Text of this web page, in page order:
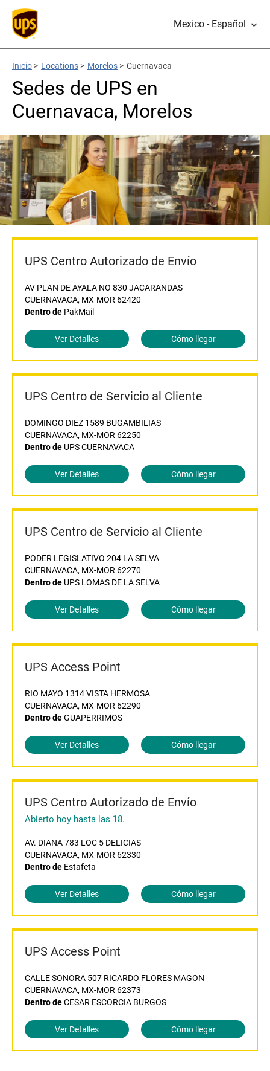
Mexico - Español
Inicio > Locations > Morelos > Cuernavaca
Sedes de UPS en
Cuernavaca, Morelos
UPS Centro Autorizado de Envío
AV PLAN DE AYALA NO 830 JACARANDAS
CUERNAVACA, MX-MOR 62420
Dentro de PakMail
Ver Detalles Cómo llegar
UPS Centro de Servicio al Cliente
DOMINGO DIEZ 1589 BUGAMBILIAS
CUERNAVACA, MX-MOR 62250
Dentro de UPS CUERNAVACA
Ver Detalles Cómo llegar
UPS Centro de Servicio al Cliente
PODER LEGISLATIVO 204 LA SELVA
CUERNAVACA, MX-MOR 62270
Dentro de UPS LOMAS DE LA SELVA
Ver Detalles Cómo llegar
UPS Access Point
RIO MAYO 1314 VISTA HERMOSA
CUERNAVACA, MX-MOR 62290
Dentro deGUAPERRIMOS
Ver Detalles Cómo llegar
UPS Centro Autorizado de Envío
Abierto hoy hasta las 18.
AV. DIANA 783 LOC 5 DELICIAS
CUERNAVACA, MX-MOR 62330
Dentro de Estafeta
Ver Detalles Cómo llegar
UPS Access Point
CALLE SONORA 507 RICARDO FLORES MAGON
CUERNAVACA, MX-MOR 62373
Dentro deCESAR ESCORCIA BURGOS
Ver Detalles Cómo llegar